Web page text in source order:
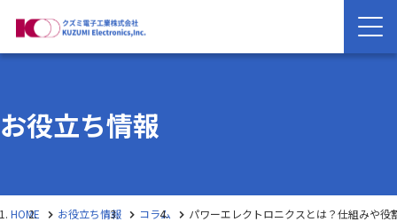
お役立ち情報
HOME お役立ち情報 コラム パワーエレクトロニクスとは？仕組みや